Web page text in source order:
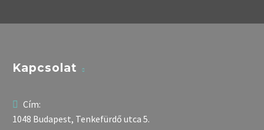
Kapcsolat
Cím:
1048 Budapest, Tenkefürdő utca 5.